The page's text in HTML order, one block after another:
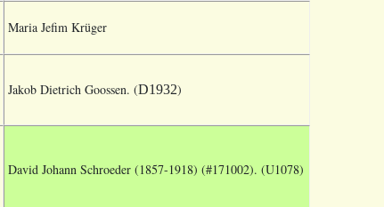
Maria Jefim Krüger
Jakob Dietrich Goossen. (D1932)
David Johann Schroeder (1857-1918) (#171002). (U1078)